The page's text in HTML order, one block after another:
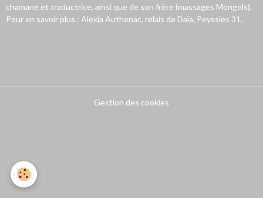
chamane et traductrice, ainsi que de son frère (massages Mongols).
Pour en savoir plus : Alexia Authenac, relais de Daïa, Peyssies 31.
Gestion des cookies